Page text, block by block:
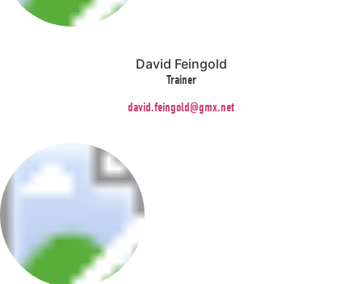
David Feingold
Trainer
david.feingold@gmx.net